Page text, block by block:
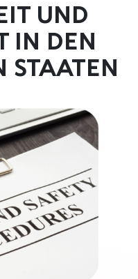
UND
IN DEN
STAATEN